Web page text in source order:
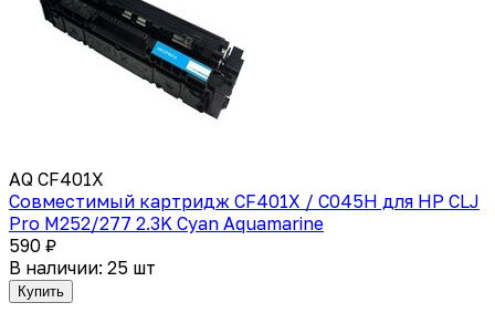
AQ CF401X
Совместимый картридж CF401X / C045H для HP СLJ
Pro M252/277 2.3K Cyan Aquamarine
590 ₽
В наличии: 25 шт
Купить